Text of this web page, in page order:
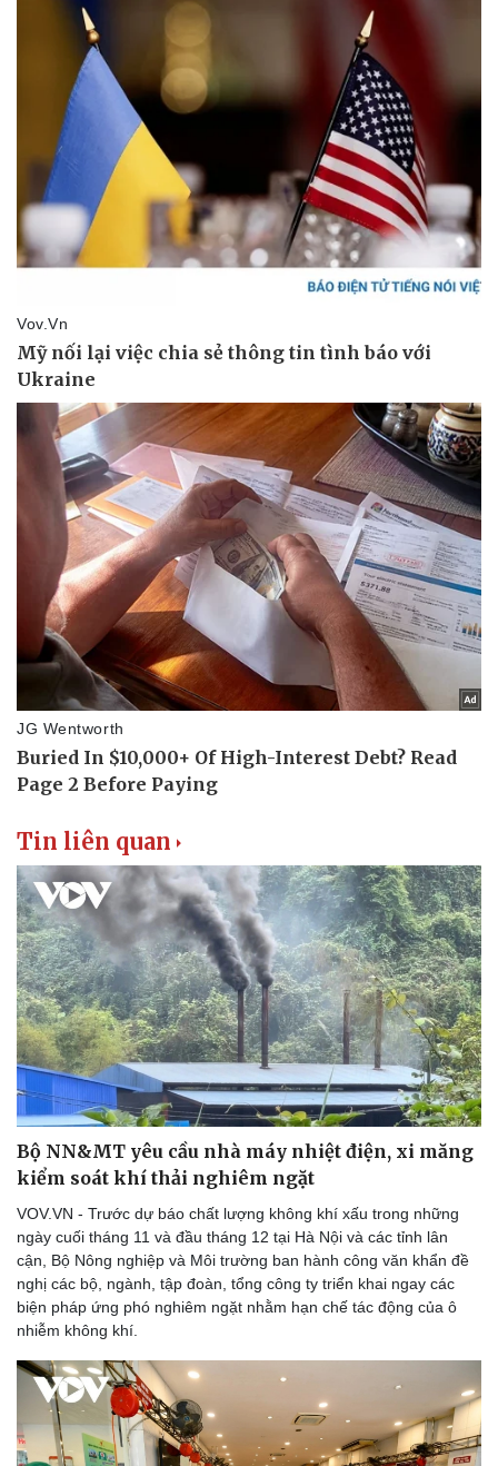
Doanh nghiệp
Thông tin doanh nghiệp
Doanh nghiệp 24h
Doanh nhân
Vì cộng đồng
Tin Công nghệ
Trải nghiệm
Chuyển đổi số
Tin liên quan
Bộ NN&MT yêu cầu nhà máy nhiệt điện, xi măng
kiểm soát khí thải nghiêm ngặt
VOV.VN - Trước dự báo chất lượng không khí xấu trong những
ngày cuối tháng 11 và đầu tháng 12 tại Hà Nội và các tỉnh lân
cận, Bộ Nông nghiệp và Môi trường ban hành công văn khẩn đề
nghị các bộ, ngành, tập đoàn, tổng công ty triển khai ngay các
biện pháp ứng phó nghiêm ngặt nhằm hạn chế tác động của ô
nhiễm không khí.